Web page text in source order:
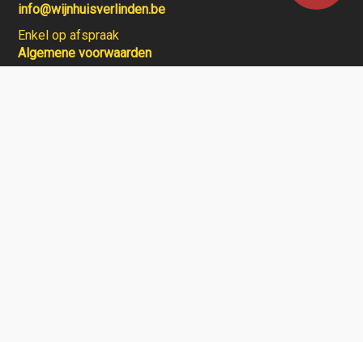
info@wijnhuisverlinden.be
Enkel op afspraak
Algemene voorwaarden